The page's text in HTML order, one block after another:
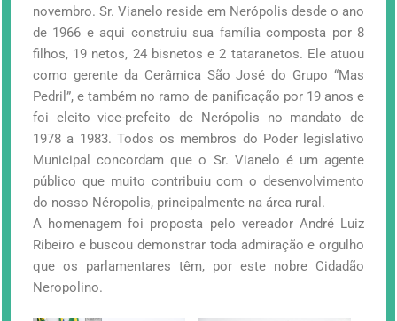
novembro. Sr. Vianelo reside em Nerópolis desde o ano
de 1966 e aqui construiu sua família composta por 8
filhos, 19 netos, 24 bisnetos e 2 tataranetos. Ele atuou
como gerente da Cerâmica São José do Grupo “Mas
Pedril”, e também no ramo de panificação por 19 anos e
foi eleito vice-prefeito de Nerópolis no mandato de
1978 a 1983. Todos os membros do Poder legislativo
Municipal concordam que o Sr. Vianelo é um agente
público que muito contribuiu com o desenvolvimento
do nosso Néropolis, principalmente na área rural.
A homenagem foi proposta pelo vereador André Luiz
Ribeiro e buscou demonstrar toda admiração e orgulho
que os parlamentares têm, por este nobre Cidadão
Neropolino.